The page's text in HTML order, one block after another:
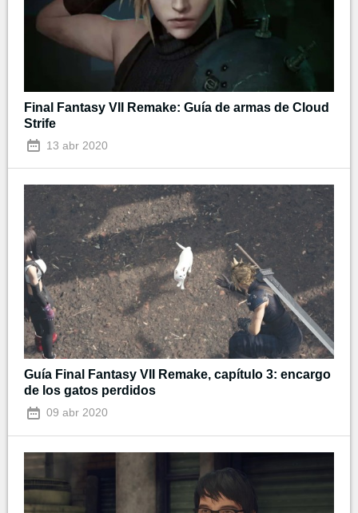
Final Fantasy VII Remake: Guía de armas de Cloud
Strife
13 abr 2020
Guía Final Fantasy VII Remake, capítulo 3: encargo
de los gatos perdidos
09 abr 2020